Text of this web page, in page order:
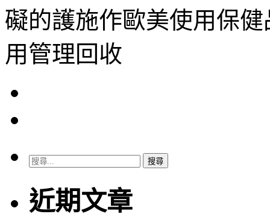
礙的護施作歐美使用保健
用管理回收
搜
關
鍵
近期文章